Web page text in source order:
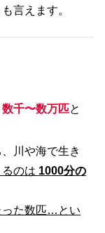
言えます。
数千〜数万匹と
川や海で生き
のは 1000分の
った数匹…とい